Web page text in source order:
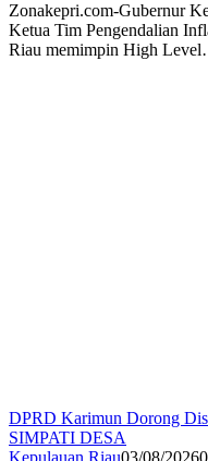
Zonakepri.com-Gubernur
Ketua Tim Pengendalian
Riau memimpin High
DPRD Karimun Dorong
SIMPATI DESA